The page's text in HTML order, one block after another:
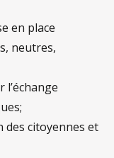
en place
neutres,
citoyennes et